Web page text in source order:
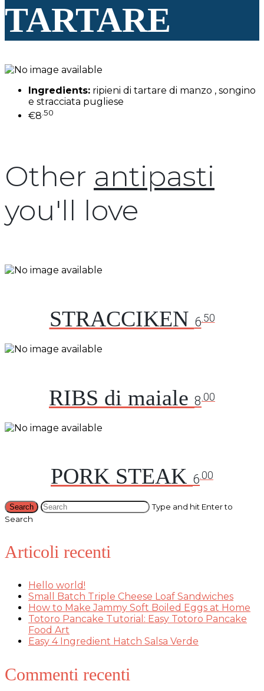
TARTARE
Ingredients: ripieni di tartare di manzo , songino
e stracciata pugliese
€8 .50
Other antipasti
you'll love
STRACCIKEN 6 .50
RIBS di maiale 8 .00
PORK STEAK 6.00
Type and hit Enter to
Search
Articoli recenti
Hello world!
Small Batch Triple Cheese Loaf Sandwiches
How to Make Jammy Soft Boiled Eggs at Home
Totoro Pancake Tutorial: Easy Totoro Pancake
Food Art
Easy 4 Ingredient Hatch Salsa Verde
Commenti recenti